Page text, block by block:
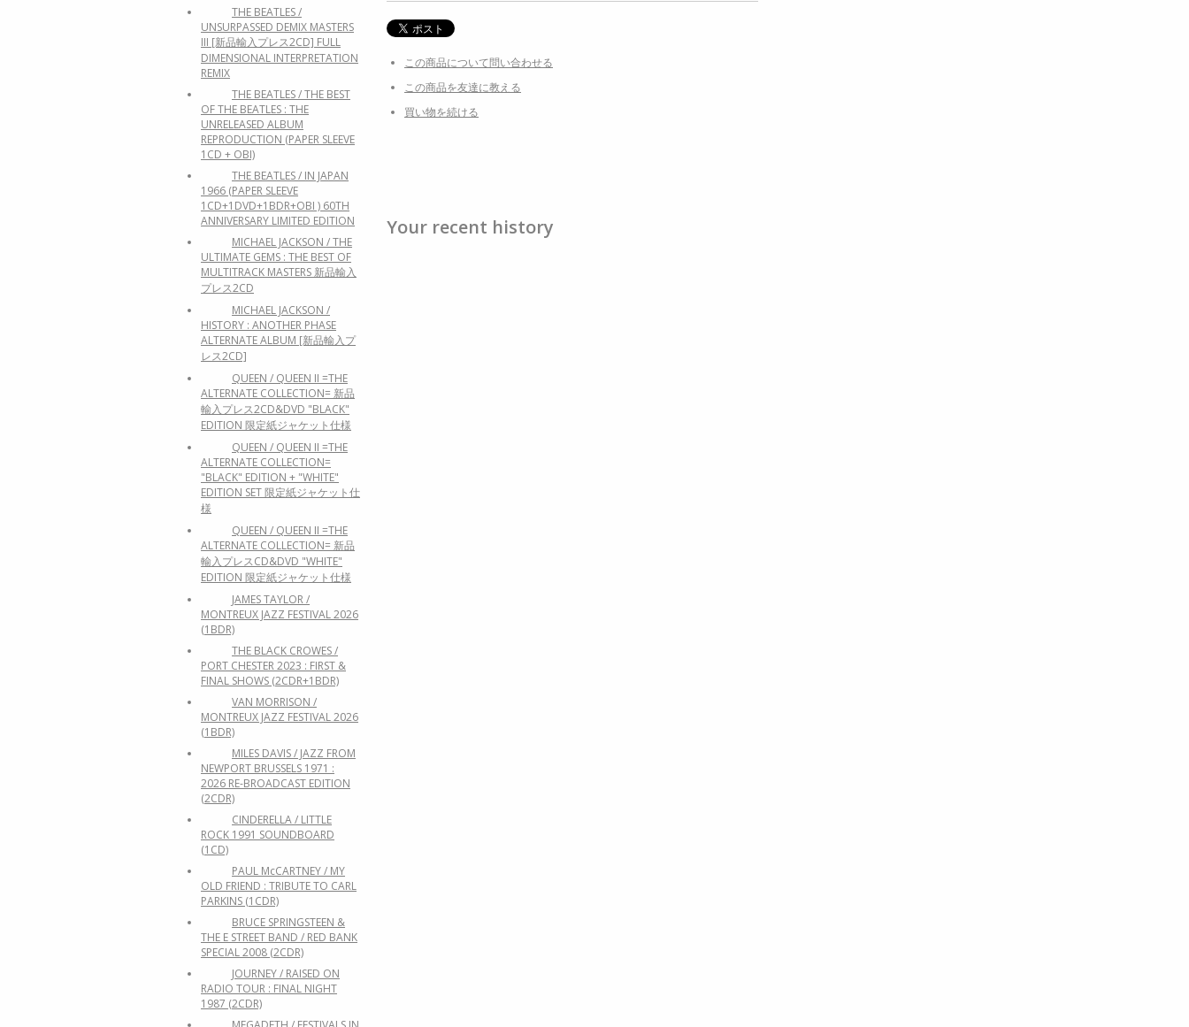
この商品について問い合わせる
この商品を友達に教える
買い物を続ける
Your recent history
THE BEATLES /
UNSURPASSED DEMIX MASTERS
III [新品輸入プレス2CD] FULL
DIMENSIONAL INTERPRETATION
REMIX
THE BEATLES / THE BEST
OF THE BEATLES : THE
UNRELEASED ALBUM
REPRODUCTION (PAPER SLEEVE
1CD + OBI)
THE BEATLES / IN JAPAN
1966 (PAPER SLEEVE
1CD+1DVD+1BDR+OBI ) 60TH
ANNIVERSARY LIMITED EDITION
MICHAEL JACKSON / THE
ULTIMATE GEMS : THE BEST OF
MULTITRACK MASTERS 新品輸入
プレス2CD
MICHAEL JACKSON /
HISTORY : ANOTHER PHASE
ALTERNATE ALBUM [新品輸入プ
レス2CD]
QUEEN / QUEEN II =THE
ALTERNATE COLLECTION= 新品
輸入プレス2CD&DVD "BLACK"
EDITION 限定紙ジャケット仕様
QUEEN / QUEEN II =THE
ALTERNATE COLLECTION=
"BLACK" EDITION + "WHITE"
EDITION SET 限定紙ジャケット仕
様
QUEEN / QUEEN II =THE
ALTERNATE COLLECTION= 新品
輸入プレスCD&DVD "WHITE"
EDITION 限定紙ジャケット仕様
JAMES TAYLOR /
MONTREUX JAZZ FESTIVAL 2026
(1BDR)
THE BLACK CROWES /
PORT CHESTER 2023 : FIRST &
FINAL SHOWS (2CDR+1BDR)
VAN MORRISON /
MONTREUX JAZZ FESTIVAL 2026
(1BDR)
MILES DAVIS / JAZZ FROM
NEWPORT BRUSSELS 1971 :
2026 RE-BROADCAST EDITION
(2CDR)
CINDERELLA / LITTLE
ROCK 1991 SOUNDBOARD
(1CD)
PAUL McCARTNEY / MY
OLD FRIEND : TRIBUTE TO CARL
PARKINS (1CDR)
BRUCE SPRINGSTEEN &
THE E STREET BAND / RED BANK
SPECIAL 2008 (2CDR)
JOURNEY / RAISED ON
RADIO TOUR : FINAL NIGHT
1987 (2CDR)